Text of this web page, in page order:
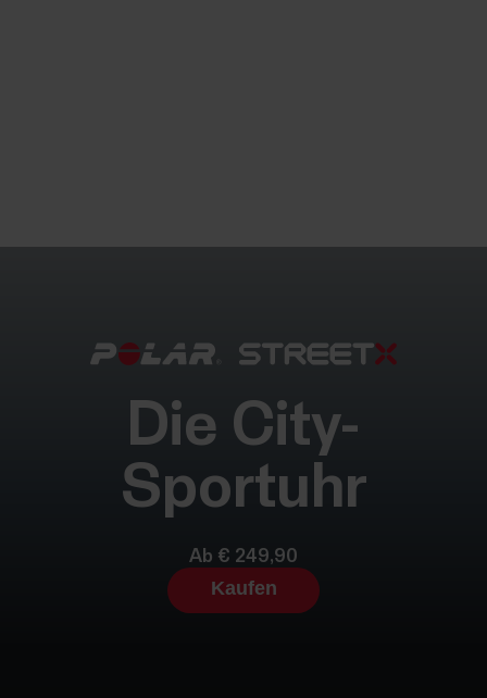
Die City-
Sportuhr
Kaufen
Ab € 249,90